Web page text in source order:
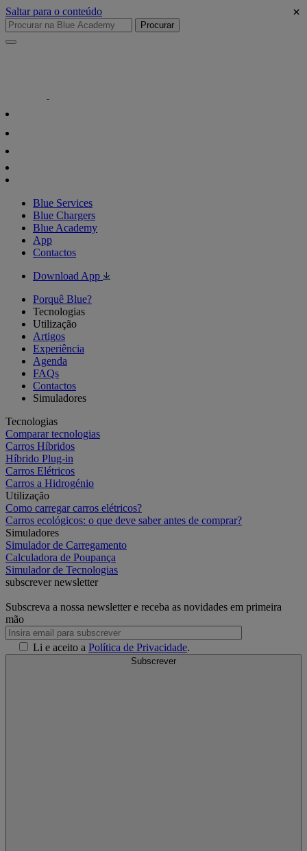
Saltar para o conteúdo
Procurar
Blue Services
Blue Chargers
Blue Academy
App
Contactos
Download App
Porquê Blue?
Tecnologias
Utilização
Artigos
Experiência
Agenda
FAQs
Contactos
Simuladores
Tecnologias
Comparar tecnologias
Carros Híbridos
Híbrido Plug-in
Carros Elétricos
Carros a Hidrogénio
Utilização
Como carregar carros elétricos?
Carros ecológicos: o que deve saber antes de comprar?
Simuladores
Simulador de Carregamento
Calculadora de Poupança
Simulador de Tecnologias
subscrever newsletter
Subscreva a nossa newsletter e receba as novidades em primeira
mão
Li e aceito a Política de Privacidade.
Subscrever
×